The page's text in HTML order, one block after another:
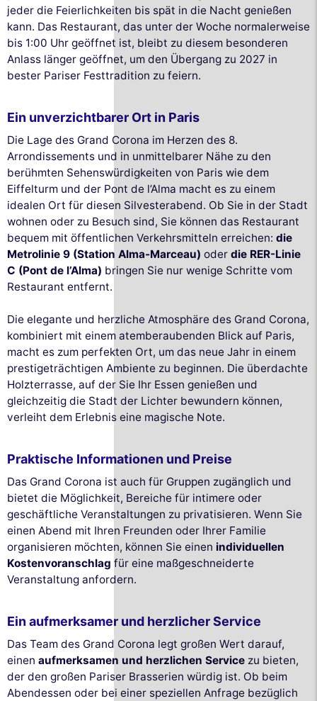
jeder die Feierlichkeiten bis spät in die Nacht genießen
kann. Das Restaurant, das unter der Woche normalerweise
bis 1:00 Uhr geöffnet ist, bleibt zu diesem besonderen
Anlass länger geöffnet, um den Übergang zu 2027 in
bester Pariser Festtradition zu feiern.
Ein unverzichtbarer Ort in Paris
Die Lage des Grand Corona im Herzen des 8.
Arrondissements und in unmittelbarer Nähe zu den
berühmten Sehenswürdigkeiten von Paris wie dem
Eiffelturm und der Pont de l’Alma macht es zu einem
idealen Ort für diesen Silvesterabend. Ob Sie in der Stadt
wohnen oder zu Besuch sind, Sie können das Restaurant
bequem mit öffentlichen Verkehrsmitteln erreichen: die
Metrolinie 9 (Station Alma-Marceau) oder die RER-Linie
C (Pont de l’Alma) bringen Sie nur wenige Schritte vom
Restaurant entfernt.
Die elegante und herzliche Atmosphäre des Grand Corona,
kombiniert mit einem atemberaubenden Blick auf Paris,
macht es zum perfekten Ort, um das neue Jahr in einem
prestigeträchtigen Ambiente zu beginnen. Die überdachte
Holzterrasse, auf der Sie Ihr Essen genießen und
gleichzeitig die Stadt der Lichter bewundern können,
verleiht dem Erlebnis eine magische Note.
Praktische Informationen und Preise
Das Grand Corona ist auch für Gruppen zugänglich und
bietet die Möglichkeit, Bereiche für intimere oder
geschäftliche Veranstaltungen zu privatisieren. Wenn Sie
einen Abend mit Ihren Freunden oder Ihrer Familie
organisieren möchten, können Sie einen individuellen
Kostenvoranschlag für eine maßgeschneiderte
Veranstaltung anfordern.
Ein aufmerksamer und herzlicher Service
Das Team des Grand Corona legt großen Wert darauf,
einen aufmerksamen und herzlichen Service zu bieten,
der den großen Pariser Brasserien würdig ist. Ob beim
Abendessen oder bei einer speziellen Anfrage bezüglich